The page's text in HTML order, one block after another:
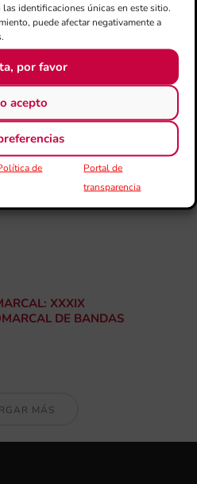
identificaciones únicas en este sitio.
puede afectar negativamente a
por favor
acepto
de
Portal de
transparencia
2026
XI GALA DE
XXXIX
DE BANDAS
MÁS